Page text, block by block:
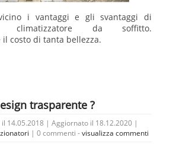
i vantaggi e gli svantaggi di
climatizzatore da soffitto.
costo di tanta bellezza.
trasparente ?
il 14.05.2018 | Aggiornato il 18.12.2020 |
| 0 commenti -visualizza commenti